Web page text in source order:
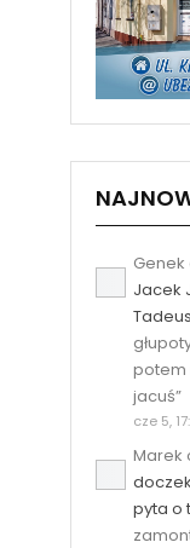
Genek
Jacek
potem
jacuś”
cze 5,
Marek
pyta o